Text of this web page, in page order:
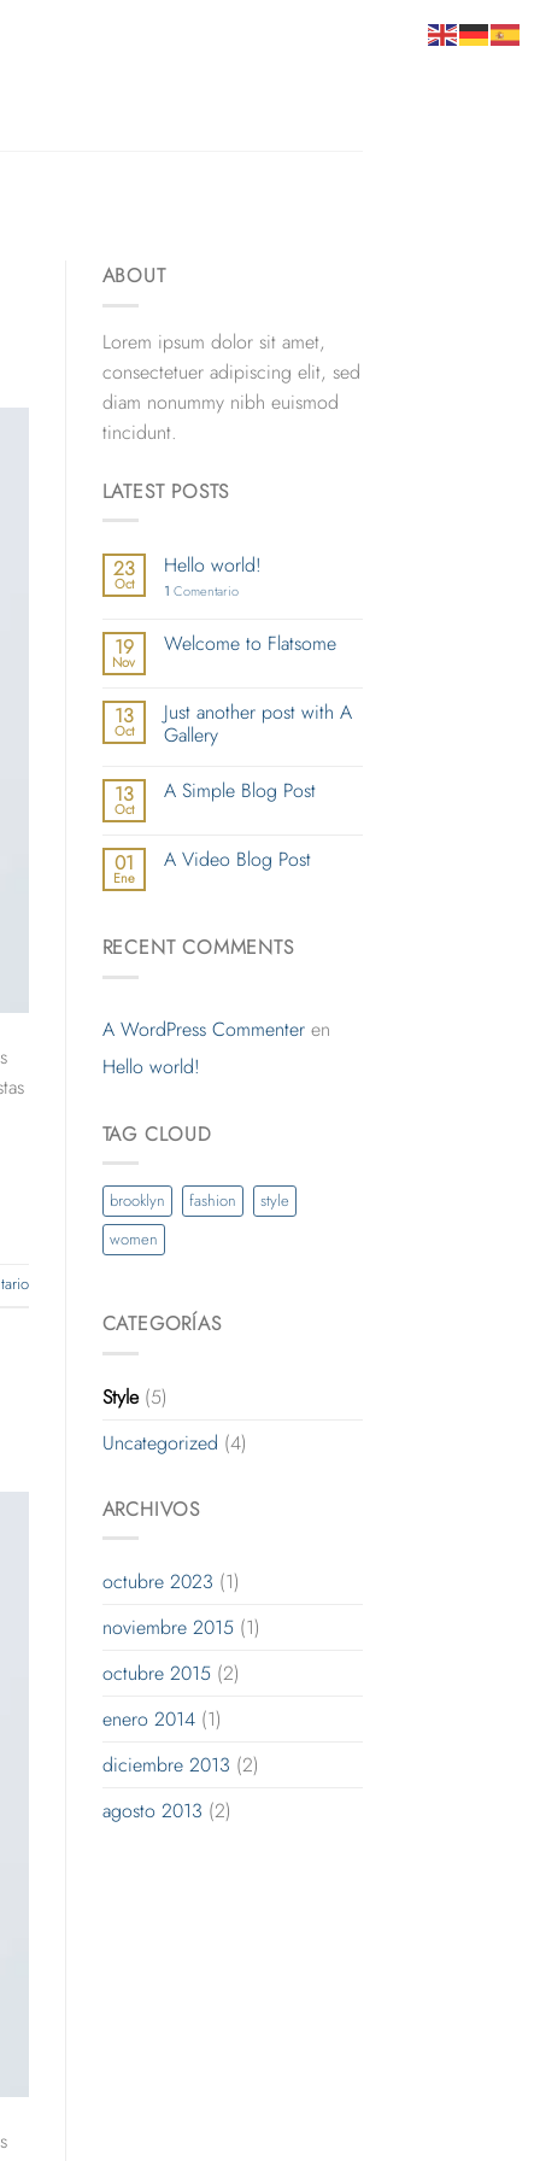
ABOUT
Lorem ipsum dolor sit amet,
consectetuer adipiscing elit, sed
diam nonummy nibh euismod
tincidunt.
LATEST POSTS
23
Oct
Hello world!
1 Comentario
19
Nov
Welcome to Flatsome
13
Oct
Just another post with A
Gallery
13
Oct
A Simple Blog Post
01
Ene
A Video Blog Post
RECENT COMMENTS
A WordPress Commenteren
Hello world!
TAG CLOUD
brooklyn fashion
style
women
CATEGORÍAS
Style(5)
Uncategorized (4)
ARCHIVOS
octubre 2023 (1)
noviembre 2015(1)
octubre 2015(2)
enero 2014(1)
diciembre 2013 (2)
agosto 2013 (2)